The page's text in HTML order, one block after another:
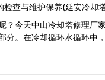
查与维护保养(延安冷却
？今天中山冷却塔修理厂
分。在冷却循环水循环中